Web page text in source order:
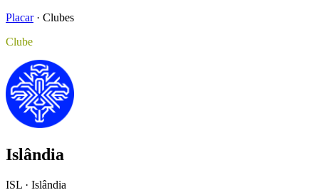
Placar · Clubes
Clube
Islândia
ISL · Islândia